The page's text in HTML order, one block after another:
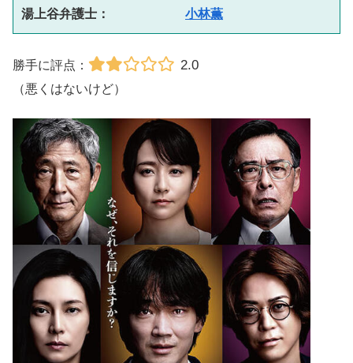
湯上谷弁護士： 小林薫
勝手に評点： 2.0
（悪くはないけど）